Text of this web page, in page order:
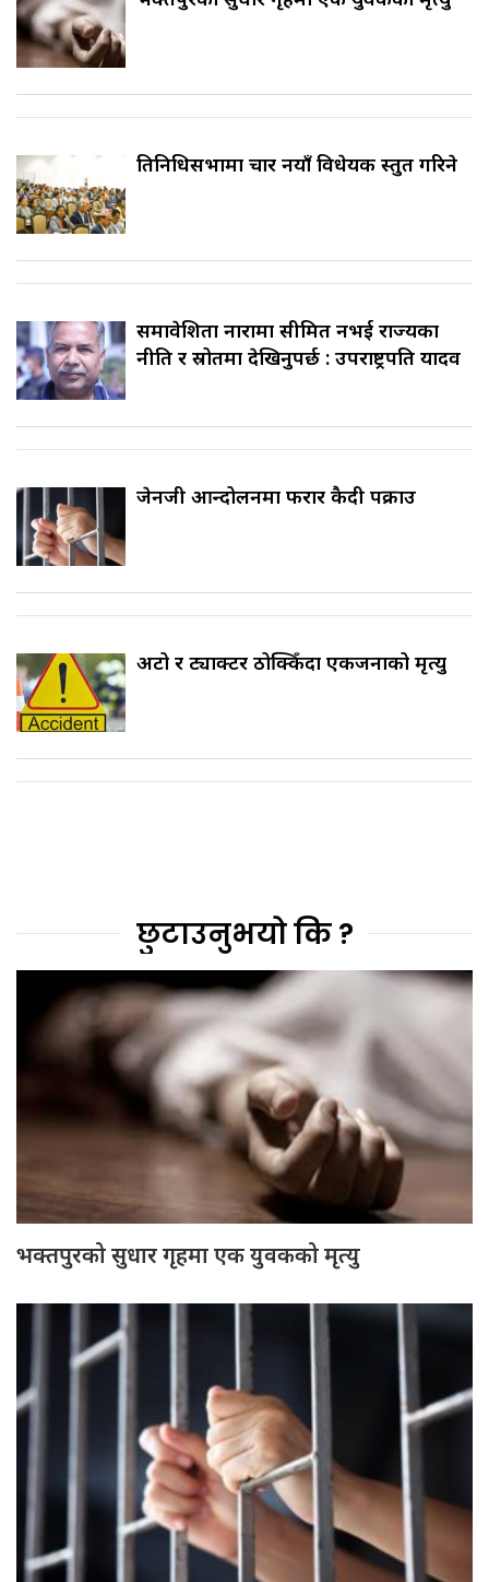
प्रतिनिधिसभामा चार नयाँ विधेयक प्रस्तुत गरिने
समावेशिता नारामा सीमित नभई राज्यका
नीति र स्रोतमा देखिनुपर्छ : उपराष्ट्रपति यादव
जेनजी आन्दोलनमा फरार कैदी पक्राउ
अटो र ट्याक्टर ठोक्किँदा एकजनाको मृत्यु
छुटाउनुभयो कि ?
भक्तपुरको सुधार गृहमा एक युवकको मृत्यु